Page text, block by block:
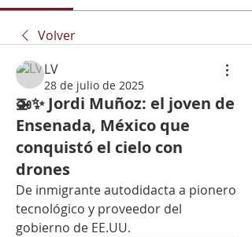
Volver
LV
28 de julio de 2025
🚁✨ Jordi Muñoz: el joven de
Ensenada, México que
conquistó el cielo con
drones
De inmigrante autodidacta a pionero
tecnológico y proveedor del
gobierno de EE.UU.